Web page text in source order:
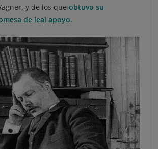
y de los que obtuvo su
de leal apoyo.